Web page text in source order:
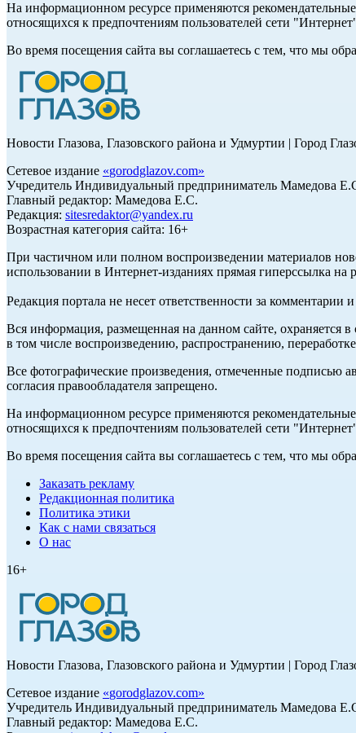
На информационном ресурсе применяются
относящихся к предпочтениям пользователей сети
Во время посещения сайта вы соглашаетесь с тем, что мы
Новости Глазова, Глазовского района и Удмуртии | Город
Сетевое издание «gorodglazov.com»
Учредитель Индивидуальный предприниматель Мамедова
Главный редактор: Мамедова Е.С.
Редакция: sitesredaktor@yandex.ru
Возрастная категория сайта: 16+
При частичном или полном воспроизведении материалов
использовании в Интернет-изданиях прямая гиперссылка
Редакция портала не несет ответственности за
Вся информация, размещенная на данном сайте, охраняется
в том числе воспроизведению, распространению,
Все фотографические произведения, отмеченные подписью
согласия правообладателя запрещено.
На информационном ресурсе применяются
относящихся к предпочтениям пользователей сети
Во время посещения сайта вы соглашаетесь с тем, что мы
Заказать рекламу
Редакционная политика
Политика этики
Как с нами связаться
О нас
16+
Новости Глазова, Глазовского района и Удмуртии | Город
Сетевое издание «gorodglazov.com»
Учредитель Индивидуальный предприниматель Мамедова
Главный редактор: Мамедова Е.С.